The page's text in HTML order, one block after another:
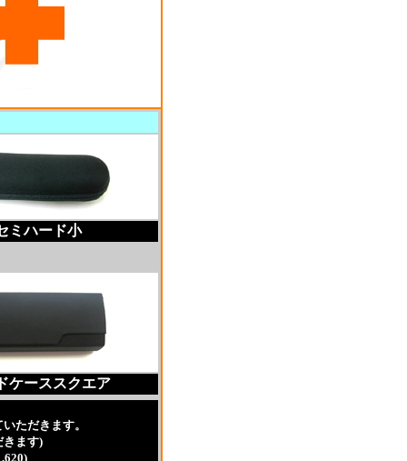
ミハード小
ケーススクエア
ただきます。
きます)